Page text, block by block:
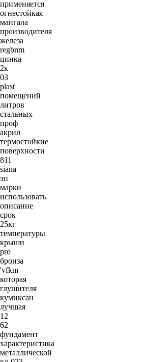
применяется
огнестойкая
мангала
производителя
железа
regbnm
цинка
2к
03
plast
помещений
литров
стальных
проф
акрил
термостойкие
поверхности
811
siana
эп
марки
использовать
описание
срок
25кг
температуры
крыши
pro
бронза
'vfkm
которая
глушителя
кумиксан
лучшая
12
62
фундамент
характеристика
металлической